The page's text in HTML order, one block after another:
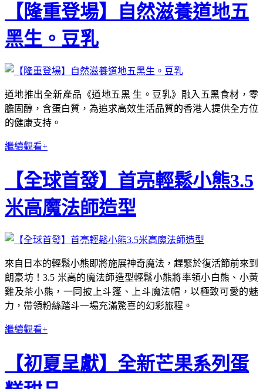
【隆重登場】自然滋養道地五
黑生。豆乳
道地推出全新產品《道地五黑 生。豆乳》融入五黑食材，零
膽固醇，含蛋白質，為追求高效生活品質的香港人提供全方位
的健康支持。
繼續觀看+
【全球首發】首亮輕鬆小熊3.5
米高魔法師造型
來自日本的輕鬆小熊即將施展神奇魔法，趕緊於復活節前來到
朗豪坊！3.5 米高的魔法師造型輕鬆小熊將率領小白熊、小黃
雞及茶小熊，一同披上斗篷、上斗魔法帽，以極致可愛的魅
力，帶領粉絲踏斗一場充滿驚喜的幻彩旅程。
繼續觀看+
【初夏呈獻】全新芒果系列蛋